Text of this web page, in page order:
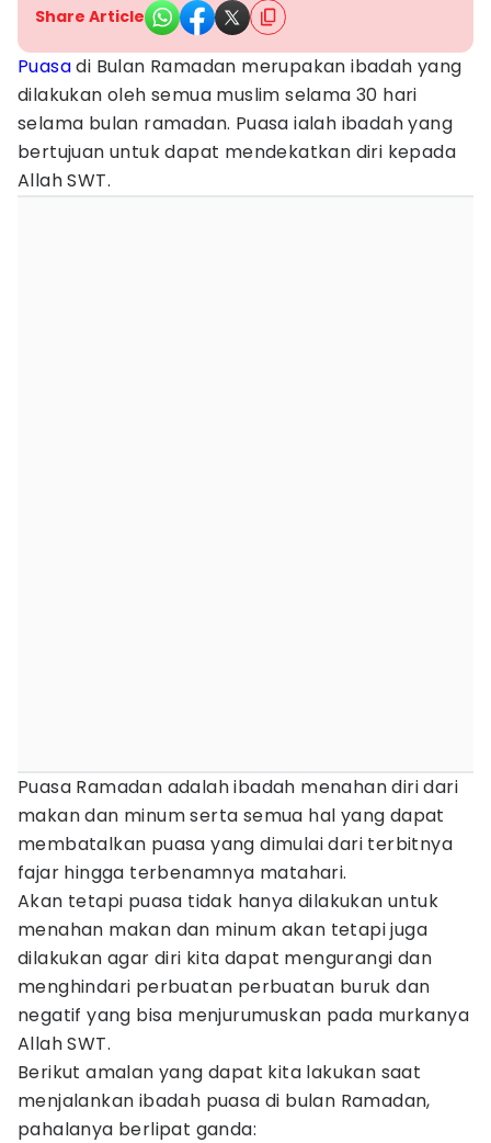
Share Article
Puasadi Bulan Ramadan merupakan ibadah yang
dilakukan oleh semua muslim selama 30 hari
selama bulan ramadan. Puasa ialah ibadah yang
bertujuan untuk dapat mendekatkan diri kepada
Allah SWT.
Puasa Ramadan adalah ibadah menahan diri dari
makan dan minum serta semua hal yang dapat
membatalkan puasa yang dimulai dari terbitnya
fajar hingga terbenamnya matahari.
Akan tetapi puasa tidak hanya dilakukan untuk
menahan makan dan minum akan tetapi juga
dilakukan agar diri kita dapat mengurangi dan
menghindari perbuatan perbuatan buruk dan
negatif yang bisa menjurumuskan pada murkanya
Allah SWT.
Berikut amalan yang dapat kita lakukan saat
menjalankan ibadah puasa di bulan Ramadan,
pahalanya berlipat ganda: